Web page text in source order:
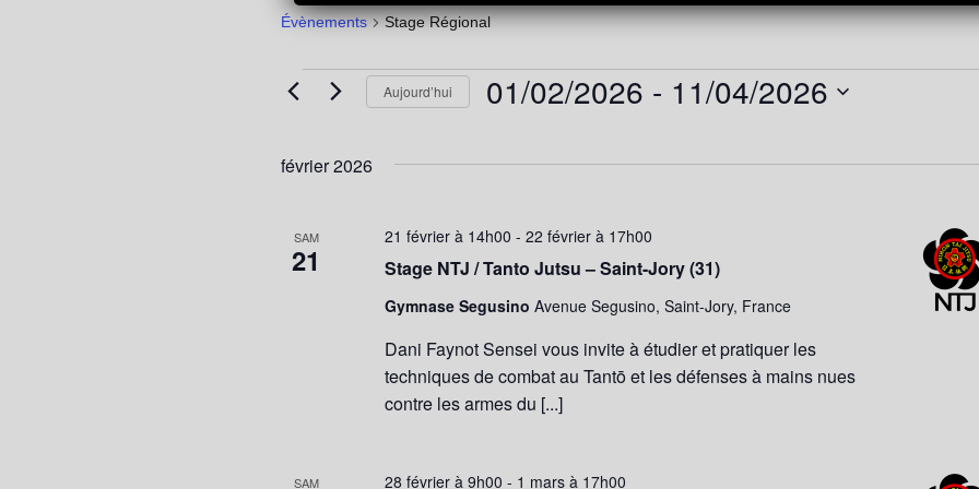
Évènements Stage Régional
Évènements
Aujourd’hui 01/02/2026 - 11/04/2026
février 2026
SAM
21 Stage NTJ / Tanto Jutsu – Saint-Jory (31)
21 février à 14h00 -22 février à 17h00
Gymnase SegusinoAvenue Segusino, Saint-Jory, France
Dani Faynot Sensei vous invite à étudier et pratiquer les
techniques de combat au Tantō et les défenses à mains nues
contre les armes du [...]
SAM 28 février à 9h00 - 1 mars à 17h00